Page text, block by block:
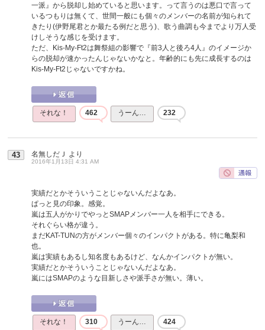
一派』から脱却し始めていると思います。って言うのは悪口で言って
いるつもりは無くて、世間一般にも個々のメンバーの名前が知られて
きたり(伊野尾君とか最たる例だと思う)、歌う曲調も今までより万人受
けしそうな感じを受けます。
ただ、Kis-My-Ft2は舞祭組の影響で『前3人と後ろ4人』のイメージか
らの脱却が速かったんじゃないかなと。年齢的にも先に成長するのは
Kis-My-Ft2じゃないですかね。
それな！ 462 うーん… 232
43 名無しだＪ より
2016年1月13日 4:31 AM
実績だとかそういうことじゃないんだよなあ。
ぱっと見の印象。感覚。
嵐は五人がかりでやっとSMAPメンバー一人を相手にできる。
それぐらい格が違う。
まだKAT-TUNの方がメンバー個々のインパクトがある。特に亀梨和
也。
嵐は実績もあるし知名度もあるけど、なんかインパクトが無い。
実績だとかそういうことじゃないんだよなあ。
嵐にはSMAPのような目新しさや派手さが無い。薄い。
それな！ 310 うーん… 424